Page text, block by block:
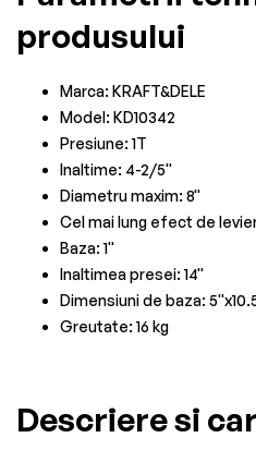
produsului
Marca: KRAFT&DELE
Model: KD10342
Presiune: 1T
Inaltime: 4-2/5''
Diametru maxim: 8''
Cel mai lung efect de
Baza: 1''
Inaltimea presei: 14''
Dimensiuni de baza:
Greutate: 16 kg
Descriere si